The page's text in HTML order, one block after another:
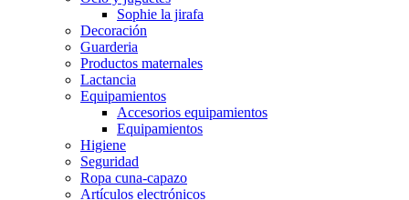
Sophie la jirafa
Decoración
Guarderia
Productos maternales
Lactancia
Equipamientos
Accesorios equipamientos
Equipamientos
Higiene
Seguridad
Ropa cuna-capazo
Artículos electrónicos